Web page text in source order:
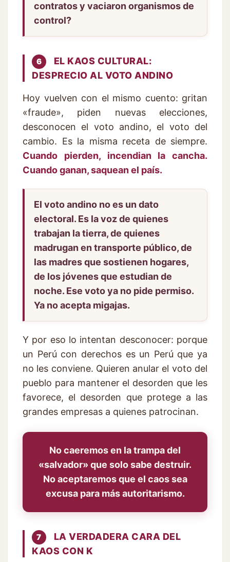
contratos y vaciaron organismos de
control?
6
EL KAOS CULTURAL:
DESPRECIO AL VOTO ANDINO
Hoy vuelven con el mismo cuento: gritan
«fraude», piden nuevas elecciones,
desconocen el voto andino, el voto del
cambio. Es la misma receta de siempre.
Cuando pierden, incendian la cancha.
Cuando ganan, saquean el país.
El voto andino no es un dato
electoral. Es la voz de quienes
trabajan la tierra, de quienes
madrugan en transporte público, de
las madres que sostienen hogares,
de los jóvenes que estudian de
noche. Ese voto ya no pide permiso.
Ya no acepta migajas.
Y por eso lo intentan desconocer: porque
un Perú con derechos es un Perú que ya
no les conviene. Quieren anular el voto del
pueblo para mantener el desorden que les
favorece, el desorden que protege a las
grandes empresas a quienes patrocinan.
No caeremos en la trampa del
«salvador» que solo sabe destruir.
No aceptaremos que el caos sea
excusa para más autoritarismo.
7
LA VERDADERA CARA DEL
KAOS CON K